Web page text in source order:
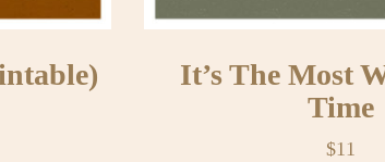
It’s The Most
Time
$11